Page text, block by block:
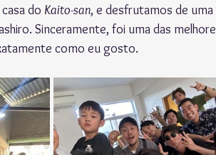
do Kaito-san, e desfrutamos de
Sinceramente, foi uma das
como eu gosto.